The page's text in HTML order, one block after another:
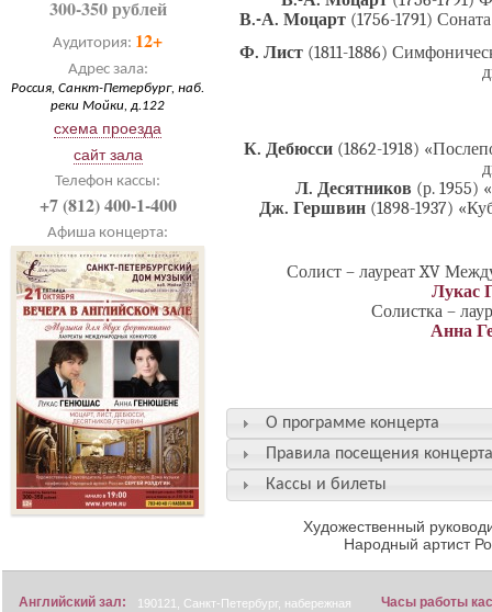
300-350 рублей
Аудитория: 12+
Адрес зала:
Россия, Санкт-Петербург, наб.
реки Мойки, д.122
схема проезда
сайт зала
Телефон кассы:
+7 (812) 400-1-400
Афиша концерта:
В.-А. Моцарт(1756-1791)
Ф. Лист (1811-1886)
К. Дебюсси (1862-1918)
Л. Десятников (р. 1955)
Дж. Гершвин (1898-1937)
Солист – лауреат XV
Лукас
Солистка –
Анна
О программе концерта
Правила посещения
Кассы и билеты
Художественный
Народный артист
Английский зал:
190121, Санкт-Петербург, набережная
Часы работы